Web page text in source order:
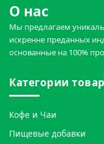
О нас
Мы предлагаем
искренне преданных
основанные на 100%
Категории
Кофе и Чаи
Пищевые добавки